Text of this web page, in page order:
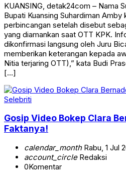
KUANSING, detak24com – Nama
Bupati Kuansing Suhardiman Amby
perbincangan setelah disebut
yang diamankan saat OTT KPK.
dikonfirmasi langsung oleh Juru
memberikan keterangan kepada
Nitia terjaring OTT),” kata Budi
[…]
Selebriti
Gosip Video Bokep Clara
Faktanya!
calendar_monthRabu, 1 Jul
account_circleRedaksi
0Komentar